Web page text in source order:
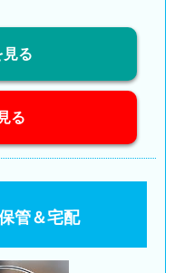
見る
る
管＆宅配